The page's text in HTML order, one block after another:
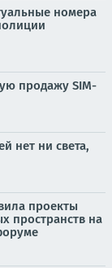
номера
продажу SIM-
нет ни света,
проекты
пространств на